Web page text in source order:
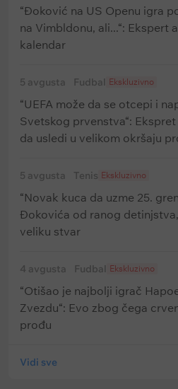
“Đoković na US Openu igra
na Vimbldonu, ali...“: Ekspert
kalendar
5 avgusta Fudbal Ekskluzivno
“UEFA može da se otcepi i
Svetskog prvenstva“:
da usledi u velikom okršaju
5 avgusta Tenis Ekskluzivno
“Novak kuca da uzme 25.
Đokovića od ranog
veliku stvar
4 avgusta Fudbal Ekskluzivno
“Otišao je najbolji igrač
Zvezdu“: Evo zbog čega
prođu
Vidi sve